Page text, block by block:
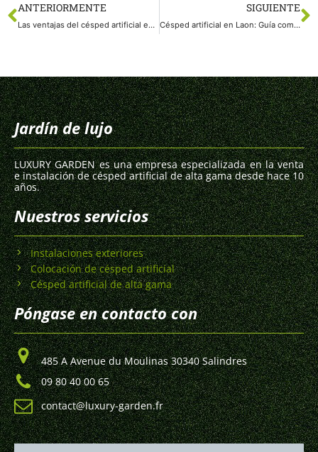
ANTERIORMENTE
Las ventajas del césped artificial en Bourg-en-Bresse: Una solución atractiva, ecológica y práctica para tus espacios exteriores
SIGUIENTE
Césped artificial en Laon: Guía completa para comprar e instalar con éxito césped artificial en tus espacios exteriores
Jardín de lujo
LUXURY GARDEN es una empresa especializada en la venta
e instalación de césped artificial de alta gama desde hace 10
años.
Nuestros servicios
Instalaciones exteriores
Colocación de césped artificial
Césped artificial de alta gama
Póngase en contacto con
485 A Avenue du Moulinas 30340 Salindres
09 80 40 00 65
contact@luxury-garden.fr